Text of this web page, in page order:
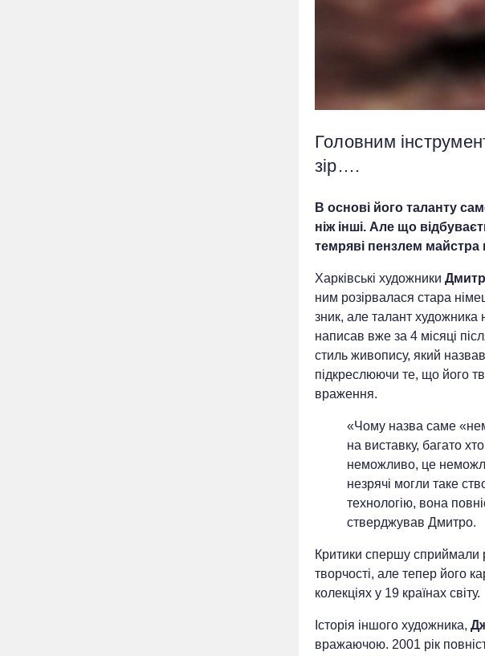
Головним
зір….
В основі його таланту
ніж інші. Але що
темряві пензлем майстра
Харківські художники
ним розірвалася стара
зник, але талант художника
написав вже за 4 місяці
стиль живопису, який
підкреслюючи те, що його
враження.
«Чому назва саме
на виставку, багато
неможливо, це
незрячі могли таке
технологію, вона
стверджував Дмитро.
Критики спершу сприймали
творчості, але тепер його
колекціях у 19 країнах світу.
Історія іншого художника,
вражаючою. 2001 рік